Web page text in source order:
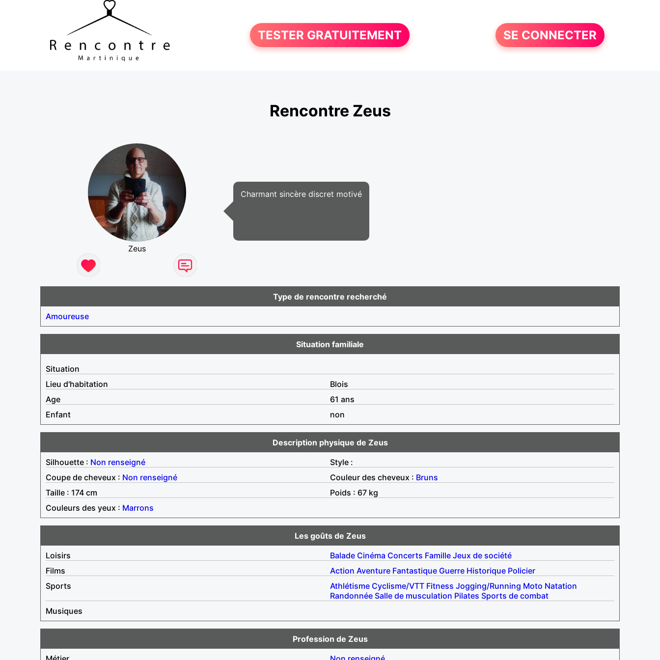
TESTER GRATUITEMENT SE CONNECTER
Rencontre Zeus
Zeus
Charmant sincère discret motivé
Type de rencontre recherché
Amoureuse
Situation familiale
Situation
Lieu d'habitation
Blois
Age
61 ans
Enfant
non
Description physique de Zeus
Silhouette : Non renseigné
Style :
Coupe de cheveux : Non renseigné Couleur des cheveux : Bruns
Taille : 174 cm
Poids : 67 kg
Couleurs des yeux : Marrons
Les goûts de Zeus
Loisirs
Balade Cinéma Concerts Famille Jeux de société
Films
Action Aventure Fantastique Guerre Historique Policier
Sports
Athlétisme Cyclisme/VTT Fitness Jogging/Running Moto Natation
Randonnée Salle de musculation Pilates Sports de combat
Musiques
Profession de Zeus